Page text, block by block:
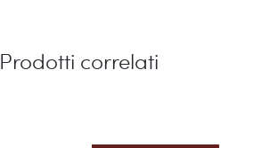
Prodotti correlati